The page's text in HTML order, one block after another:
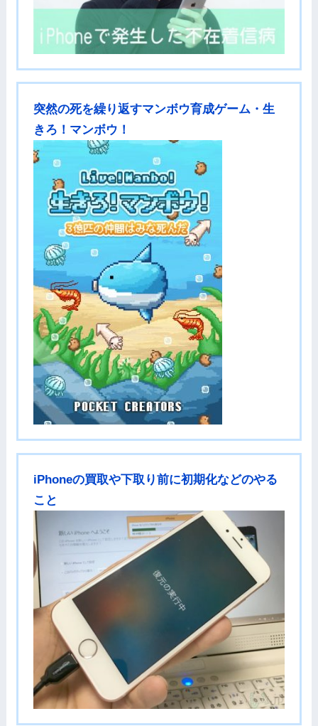
突然の死を繰り返すマンボウ育成ゲーム・生
きろ！マンボウ！
iPhoneの買取や下取り前に初期化などのやる
こと